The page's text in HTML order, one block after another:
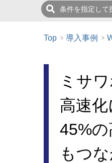
条件を指定して
Top 導入事例
ミサ
高速
45%
もつ